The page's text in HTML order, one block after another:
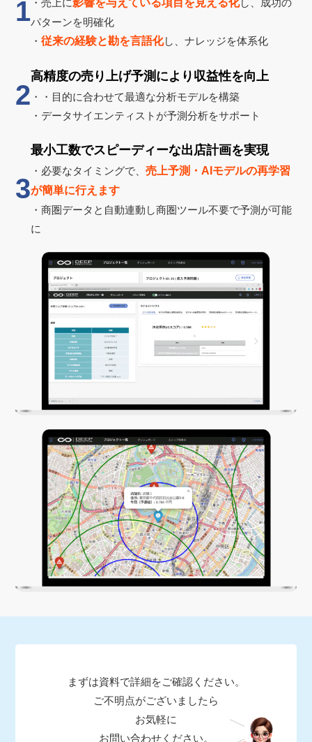
1 ・売上に影響を与えている項目を見える化し、成功の
パターンを明確化
・従来の経験と勘を言語化し、ナレッジを体系化
2
高精度の売り上げ予測により収益性を向上
・・目的に合わせて最適な分析モデルを構築
・データサイエンティストが予測分析をサポート
3
最小工数でスピーディーな出店計画を実現
・必要なタイミングで、売上予測・AIモデルの再学習
が簡単に行えます
・商圏データと自動連動し商圏ツール不要で予測が可能
に
まずは資料で詳細をご確認ください。
ご不明点がございましたら
お気軽に
お問い合わせください。